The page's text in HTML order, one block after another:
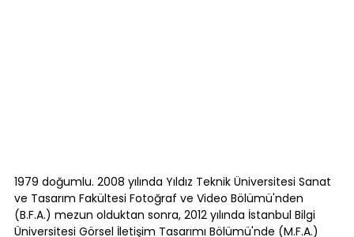
1979 doğumlu. 2008 yılında Yıldız Teknik Üniversitesi Sanat
ve Tasarım Fakültesi Fotoğraf ve Video Bölümü'nden
(B.F.A.) mezun olduktan sonra, 2012 yılında İstanbul Bilgi
Üniversitesi Görsel İletişim Tasarımı Bölümü'nde (M.F.A.)